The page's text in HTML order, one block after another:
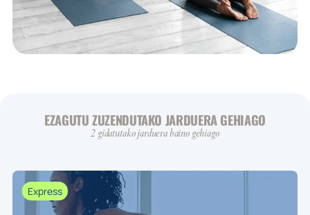
EZAGUTU ZUZENDUTAKO JARDUERA GEHIAGO
2 gidatutako jarduera baino gehiago
Express